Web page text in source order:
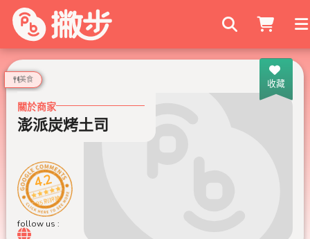
搜尋商家
收藏
美食
關於商家
澎派炭烤土司
4.2
95 則評論
follow us :